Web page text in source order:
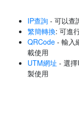
IP查詢 - 可以查
繁簡轉換: 可進
QRCode - 輸入
載使用
UTM網址 - 選
製使用